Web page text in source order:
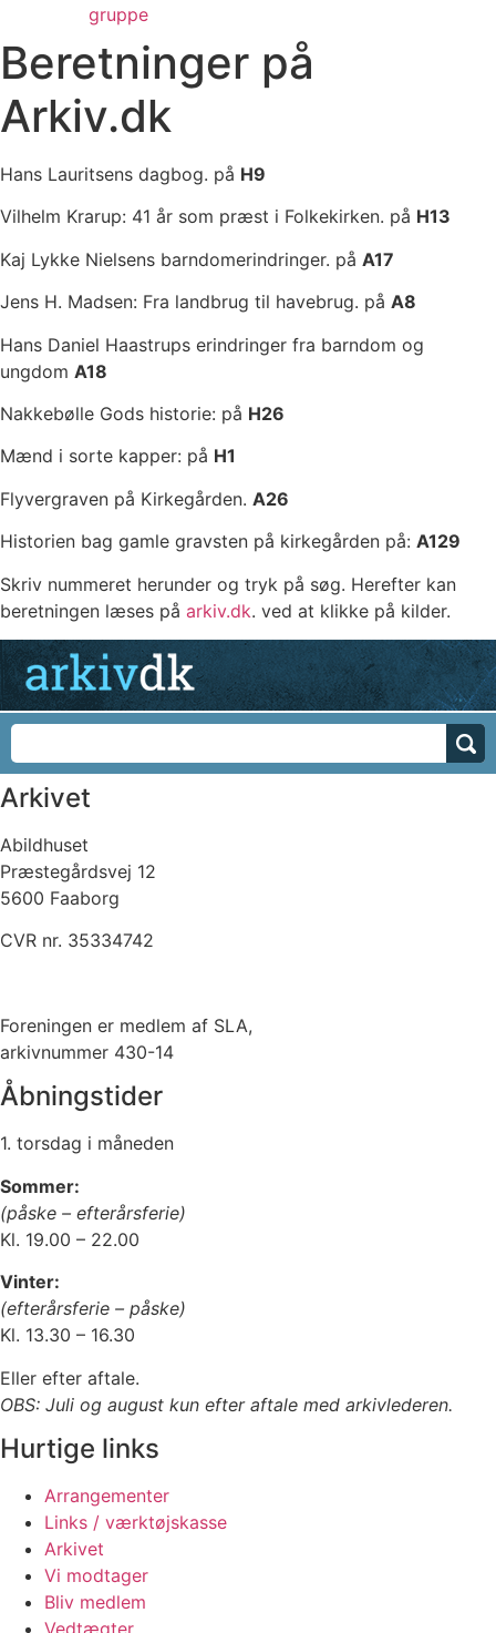
gruppe
Beretninger på
Arkiv.dk
Hans Lauritsens dagbog. på H9
Vilhelm Krarup: 41 år som præst i Folkekirken. på H13
Kaj Lykke Nielsens barndomerindringer. på A17
Jens H. Madsen: Fra landbrug til havebrug. på A8
Hans Daniel Haastrups erindringer fra barndom og
ungdom A18
Nakkebølle Gods historie: på H26
Mænd i sorte kapper: på H1
Flyvergraven på Kirkegården. A26
Historien bag gamle gravsten på kirkegården på: A129
Skriv nummeret herunder og tryk på søg. Herefter kan
beretningen læses på arkiv.dk. ved at klikke på kilder.
Arkivet
Abildhuset
Præstegårdsvej 12
5600 Faaborg
CVR nr. 35334742
Foreningen er medlem af SLA,
arkivnummer 430-14
Åbningstider
1. torsdag i måneden
Sommer:
(påske – efterårsferie)
Kl. 19.00 – 22.00
Vinter:
(efterårsferie – påske)
Kl. 13.30 – 16.30
Eller efter aftale.
OBS: Juli og august kun efter aftale med arkivlederen.
Hurtige links
Arrangementer
Links / værktøjskasse
Arkivet
Vi modtager
Bliv medlem